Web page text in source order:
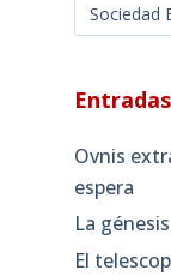
Sociedad
Ovnis
espera
La
El